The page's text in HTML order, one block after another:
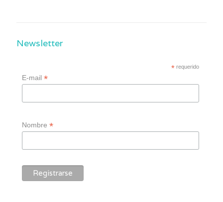
Newsletter
* requerido
E-mail*
Nombre*